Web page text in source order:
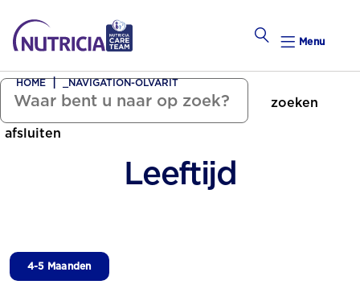
Zwanger Worden
Menu
zoeken
afsluiten
Leeftijd
HOME _NAVIGATION-OLVARIT
4-5 Maanden